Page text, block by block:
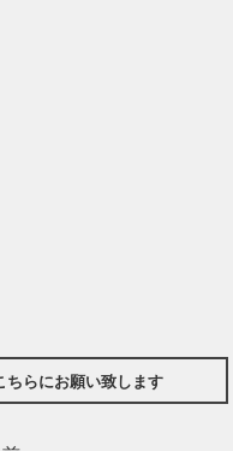
ちらにお願い致します